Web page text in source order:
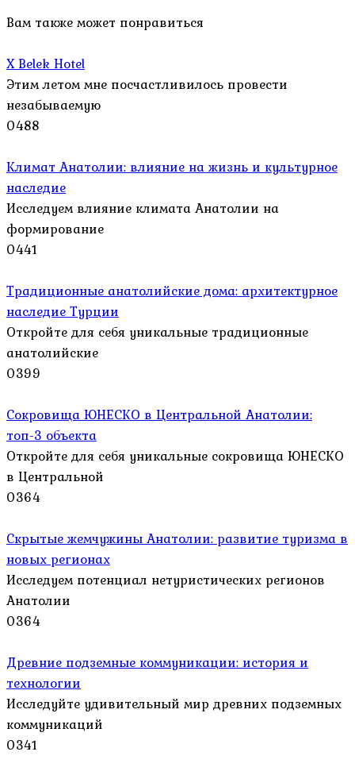
Вам также может понравиться
X Belek Hotel
Этим летом мне посчастливилось провести
незабываемую
0488
Климат Анатолии: влияние на жизнь и культурное
наследие
Исследуем влияние климата Анатолии на
формирование
0441
Традиционные анатолийские дома: архитектурное
наследие Турции
Откройте для себя уникальные традиционные
анатолийские
0399
Сокровища ЮНЕСКО в Центральной Анатолии:
топ-3 объекта
Откройте для себя уникальные сокровища ЮНЕСКО
в Центральной
0364
Скрытые жемчужины Анатолии: развитие туризма в
новых регионах
Исследуем потенциал нетуристических регионов
Анатолии
0364
Древние подземные коммуникации: история и
технологии
Исследуйте удивительный мир древних подземных
коммуникаций
0341